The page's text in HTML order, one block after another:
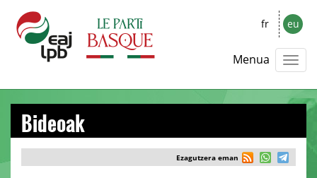
fr eu
Menua
Bideoak
Ezagutzera eman